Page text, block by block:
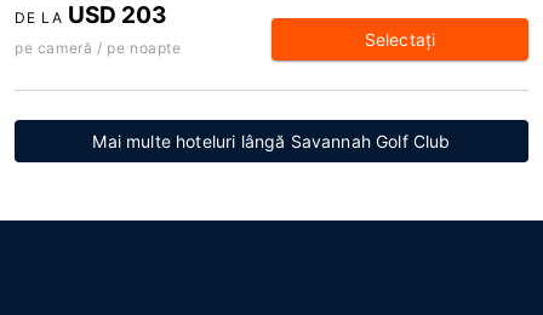
DE LA USD 203
pe cameră / pe noapte Selectaţi
Mai multe hoteluri lângă Savannah Golf Club